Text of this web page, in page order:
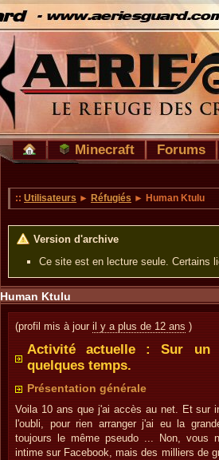
Minecraft Forums
:: Utilisateurs ► Réfugiés ► Human Ktulu
Version d'archive
Ce site est en lecture seule. Certains
Human Ktulu
(profil mis à jour il y a plus de 12 ans )
Activité actuelle : Sur un
quelques temps.
Présentation générale
Voila 10 ans que j'ai accès au net. Et sur
l'oubli, pour rien arranger j'ai eu la
toujours le même pseudo ... Non, vous
intime sur Facebook, mais des milliers de